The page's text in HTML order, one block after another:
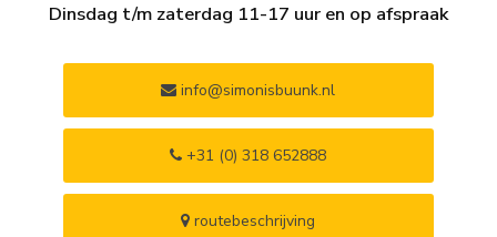
Dinsdag t/m zaterdag 11-17 uur en op afspraak
info@simonisbuunk.nl
+31 (0) 318 652888
routebeschrijving